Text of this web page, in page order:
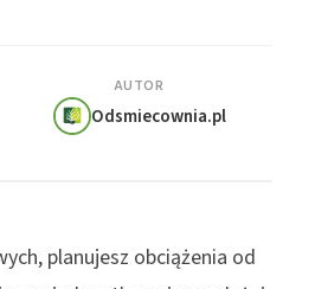
AUTOR
Odsmiecownia.pl
planujesz obciążenia od